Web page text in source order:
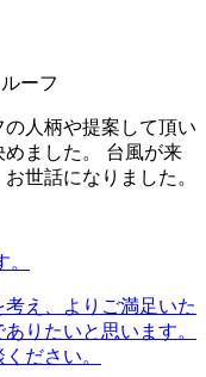
人柄や提案して頂い
ました。 台風が来
世話になりました。
え、よりご満足いた
りたいと思います。
ださい。